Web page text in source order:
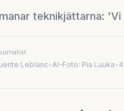
teknikjättarna:
Leblanc•AI-Foto: Pia Luuka•